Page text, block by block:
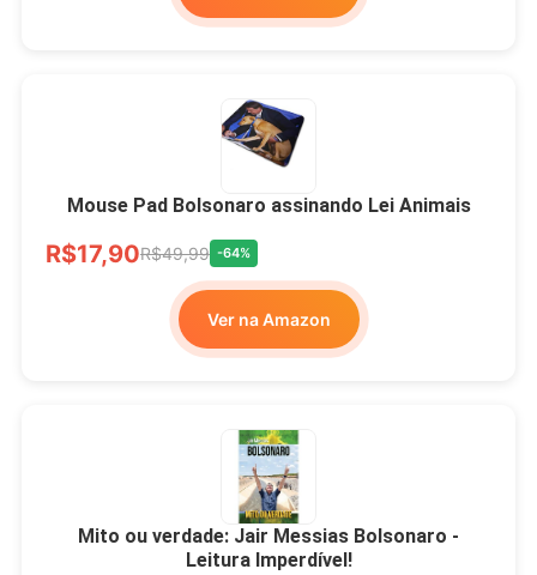
Mouse Pad Bolsonaro assinando Lei Animais
R$17,90R$49,99 -64%
Ver na Amazon
Mito ou verdade: Jair Messias Bolsonaro -
Leitura Imperdível!